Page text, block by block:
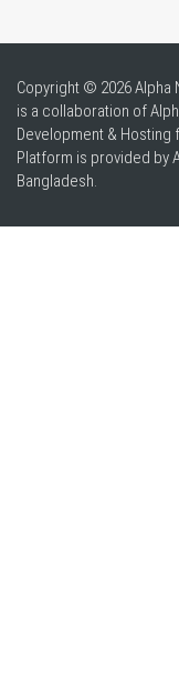
Copyright © 2026 Alpha
is a collaboration of
Development &
Platform is provided by
Bangladesh.